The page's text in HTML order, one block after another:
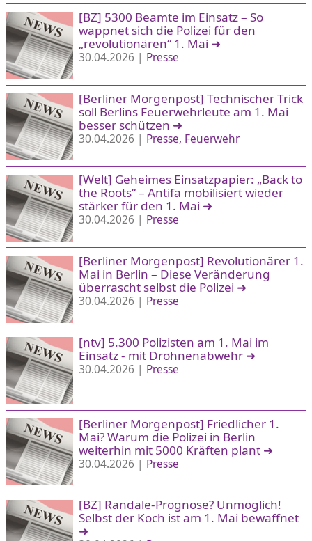
[BZ] 5300 Beamte im Einsatz – So
wappnet sich die Polizei für den
„revolutionären“ 1. Mai ➜
30.04.2026 | Presse
[Berliner Morgenpost] Technischer Trick
soll Berlins Feuerwehrleute am 1. Mai
besser schützen ➜
30.04.2026 | Presse Feuerwehr
[Welt] Geheimes Einsatzpapier: „Back to
the Roots“ – Antifa mobilisiert wieder
stärker für den 1. Mai ➜
30.04.2026 | Presse
[Berliner Morgenpost] Revolutionärer 1.
Mai in Berlin – Diese Veränderung
überrascht selbst die Polizei ➜
30.04.2026 | Presse
[ntv] 5.300 Polizisten am 1. Mai im
Einsatz - mit Drohnenabwehr ➜
30.04.2026 | Presse
[Berliner Morgenpost] Friedlicher 1.
Mai? Warum die Polizei in Berlin
weiterhin mit 5000 Kräften plant ➜
30.04.2026 | Presse
[BZ] Randale-Prognose? Unmöglich!
Selbst der Koch ist am 1. Mai bewaffnet
➜